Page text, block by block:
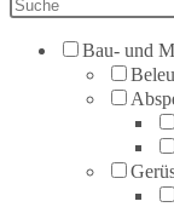
Bau- und